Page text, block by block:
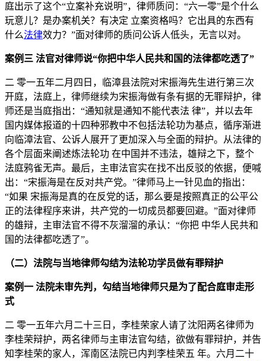
庭出示了这个“立案补充说明”，律师质问：“六一零”是个什么
玩意儿？是办案机关？有决定 立案资格吗？它出具的东西有
什么法律效力？”面对律师的质问公诉人低头，无言以对。
案例三 法官对律师说“你把中华人民共和国的法律都吃透了”
二 零一五年二月四日，临漳县法院对宋振海先生进行第三次
开庭，法庭上，律师继续为宋振海做有条有据的无罪辩护，律
师还是当庭指出：“通知就是通知不能代表法 律”，并以去年
国内媒体报道的十四种邪教中不包括法轮功为基点，循序渐进
向临漳法官、公诉人展开了更加深入与全面的辩护。从法律的
各个层面来阐述炼法轮功 在中国并不违法，雄辩之下，整个
法庭鸦雀无声。最后，主审法官实在找不出反驳的依据，便喊
出：“宋振海是在反对共产党。”律师马上一针见血的指出：
“如果 宋振海是真的在反党的话，那么要是按照真正的公平公
正的法律程序来讲，共产党的一切成员都要回避。”面对律师
的雄辩，主审法官不得不灰溜溜的承认：“你把 中华人民共和
国的法律都吃透了”。
（二）法院与当地律师勾结为法轮功学员做有罪辩护
案例一 法院未审先判，勾结当地律师只是为了配合庭审走形
式
二 零一五年六月二十三日，李桂荣家人请了沈阳两名律师为
李桂荣辩护，两名律师与主审法官勾结，欲做有罪辩护，并告
知李桂荣的家人，浑南区法院已内判李桂荣五 年。六月二十